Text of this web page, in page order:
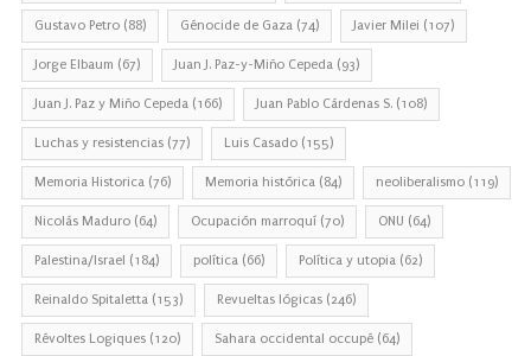
Gustavo Petro (88) Génocide de Gaza (74) Javier Milei (107)
Jorge Elbaum (67) Juan J. Paz-y-Miño Cepeda (93)
Juan J. Paz y Miño Cepeda (166) Juan Pablo Cárdenas S. (108)
Luchas y resistencias (77) Luis Casado (155)
Memoria Historica (76) Memoria histórica (84) neoliberalismo (119)
Nicolás Maduro (64) Ocupación marroquí (70) ONU (64)
Palestina/Israel (184) política (66) Política y utopia (62)
Reinaldo Spitaletta (153) Revueltas lógicas (246)
Révoltes Logiques (120) Sahara occidental occupé (64)